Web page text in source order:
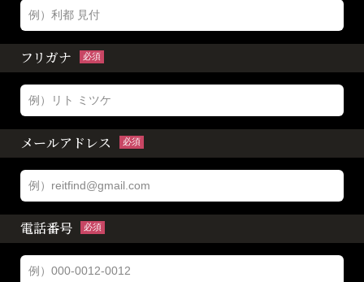
フリガナ 必須
メールアドレス 必須
電話番号 必須